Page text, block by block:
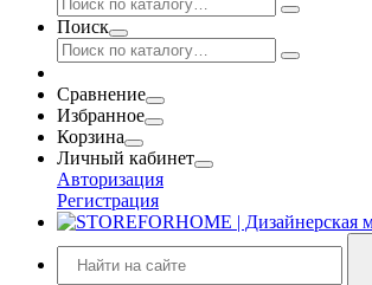
Поиск
Сравнение
Избранное
Корзина
Личный кабинет
Авторизация
Регистрация